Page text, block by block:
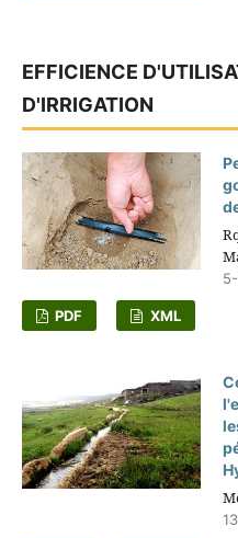
EFFICIENCE
D'IRRIGATION
PDF XML